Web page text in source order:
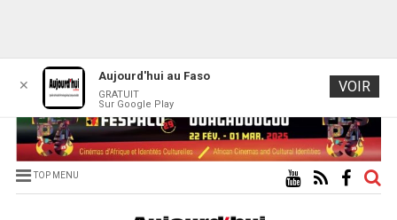
TOP MENU
✕
Aujourd'hui au Faso
GRATUIT
Sur Google Play
VOIR